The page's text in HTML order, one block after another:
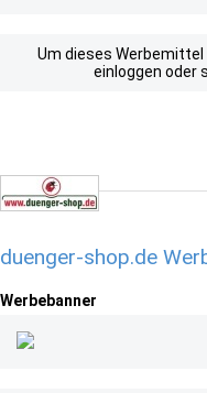
Um dieses
einloggen oder
duenger-shop.de
Werbebanner